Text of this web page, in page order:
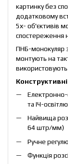
картинку без
додатковому
5х- об'єктивів
спостереження
ПНБ-монокуляр
монтують на
та ІЧ-
Найвища
64 штр/мм)
Ручне
Функція